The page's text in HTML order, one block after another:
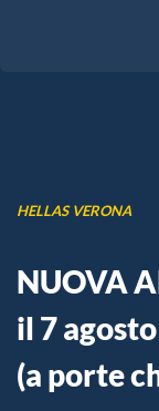
HELLAS VERONA
NUOVA
il 7
(a porte